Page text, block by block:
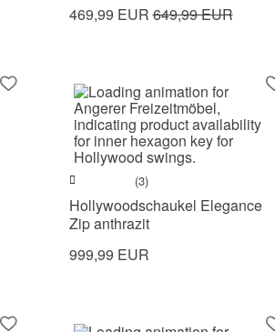
469,99 EUR649,99 EUR
(3)
Hollywoodschaukel Elegance
Zip anthrazit
999,99 EUR